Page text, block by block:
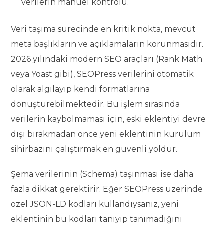
verilerin manuel kontrolü.
Veri taşıma sürecinde en kritik nokta, mevcut
meta başlıkların ve açıklamaların korunmasıdır.
2026 yılındaki modern SEO araçları (Rank Math
veya Yoast gibi), SEOPress verilerini otomatik
olarak algılayıp kendi formatlarına
dönüştürebilmektedir. Bu işlem sırasında
verilerin kaybolmaması için, eski eklentiyi devre
dışı bırakmadan önce yeni eklentinin kurulum
sihirbazını çalıştırmak en güvenli yoldur.
Şema verilerinin (Schema) taşınması ise daha
fazla dikkat gerektirir. Eğer SEOPress üzerinde
özel JSON-LD kodları kullandıysanız, yeni
eklentinin bu kodları tanıyıp tanımadığını